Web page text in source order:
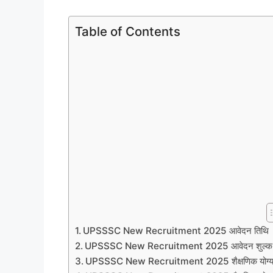
Table of Contents
UPSSSC New Recruitment 2025 आवेदन तिथि
UPSSSC New Recruitment 2025 आवेदन शुल्क
UPSSSC New Recruitment 2025 शैक्षणिक